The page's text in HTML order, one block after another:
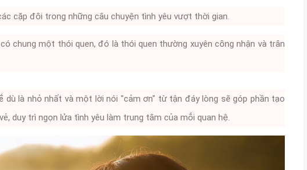
cặp ᵭȏi trong những cȃu chuyện tình yêu vượt thời gian.
chung một thói quen, ᵭó là thói quen thường xuyên cȏng nhận và trȃn
dù là nhỏ nhất và một lời nói "cảm ơn" từ tận ᵭáy lòng sẽ góp phần tạo
duy trì ngọn lửa tình yêu làm trung tȃm của mṓi quan hệ.